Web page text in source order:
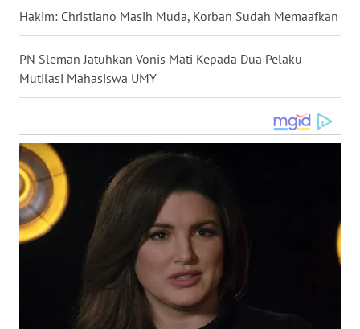
Hakim: Christiano Masih Muda, Korban Sudah Memaafkan
PN Sleman Jatuhkan Vonis Mati Kepada Dua Pelaku
Mutilasi Mahasiswa UMY
GORONTALO
WN
SULUT
WN
MALUT
WN